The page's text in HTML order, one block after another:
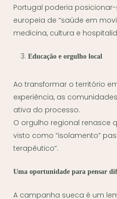
Portugal poderia
europeia de “saúde em
medicina, cultura e
Educação e orgulho local
Ao transformar o território
experiência, as
ativa do processo.
O orgulho regional renasce
visto como “isolamento”
terapêutico”.
Uma oportunidade para pensar
A campanha sueca é um